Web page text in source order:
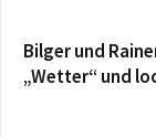
Bilger und
„Wetter“ und